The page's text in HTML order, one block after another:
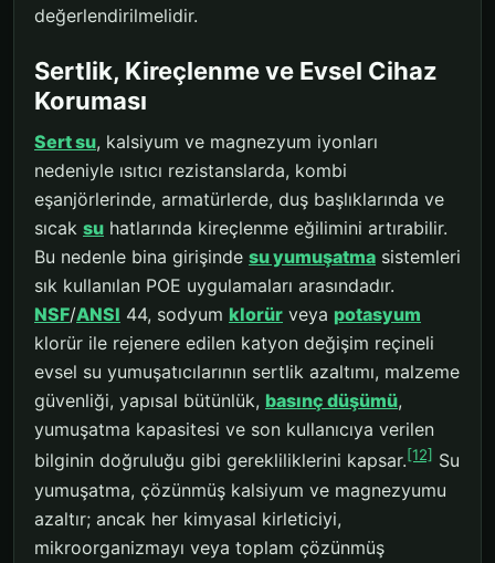
değerlendirilmelidir.
Sertlik, Kireçlenme ve Evsel Cihaz
Koruması
Sert su, kalsiyum ve magnezyum iyonları
nedeniyle ısıtıcı rezistanslarda, kombi
eşanjörlerinde, armatürlerde, duş başlıklarında ve
sıcak su hatlarında kireçlenme eğilimini artırabilir.
Bu nedenle bina girişinde su yumuşatma sistemleri
sık kullanılan POE uygulamaları arasındadır.
NSF/ANSI 44, sodyum klorür veya potasyum
klorür ile rejenere edilen katyon değişim reçineli
evsel su yumuşatıcılarının sertlik azaltımı, malzeme
güvenliği, yapısal bütünlük, basınç düşümü,
yumuşatma kapasitesi ve son kullanıcıya verilen
bilginin doğruluğu gibi gerekliliklerini kapsar.[12] Su
yumuşatma, çözünmüş kalsiyum ve magnezyumu
azaltır; ancak her kimyasal kirleticiyi,
mikroorganizmayı veya toplam çözünmüş